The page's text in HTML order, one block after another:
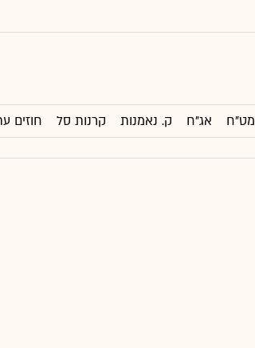
מט"ח אג"ח ק. נאמנות קרנות סל חוזים